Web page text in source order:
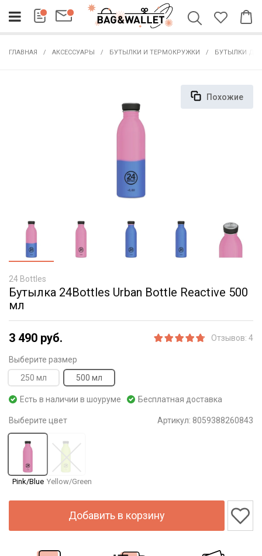
ГЛАВНАЯ АКСЕССУАРЫ БУТЫЛКИ И ТЕРМОКРУЖКИ БУТЫЛКИ ДЛЯ
Похожие
24 Bottles
Бутылка 24Bottles Urban Bottle Reactive 500
мл
3 490 руб. Отзывов: 4
Выберите размер
500 мл
250 мл
Есть в наличии в шоуруме Бесплатная доставка
Выберите цвет Артикул: 8059388260843
Pink/Blue Yellow/Green
Добавить в корзину